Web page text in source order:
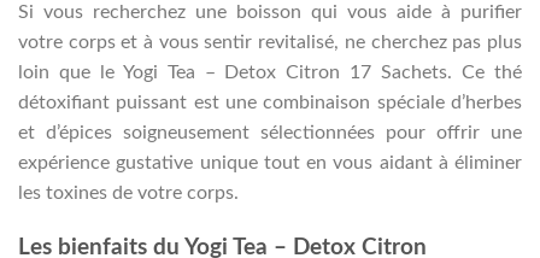
Si vous recherchez une boisson qui vous aide à purifier
votre corps et à vous sentir revitalisé, ne cherchez pas plus
loin que le Yogi Tea – Detox Citron 17 Sachets. Ce thé
détoxifiant puissant est une combinaison spéciale d’herbes
et d’épices soigneusement sélectionnées pour offrir une
expérience gustative unique tout en vous aidant à éliminer
les toxines de votre corps.
Les bienfaits du Yogi Tea – Detox Citron